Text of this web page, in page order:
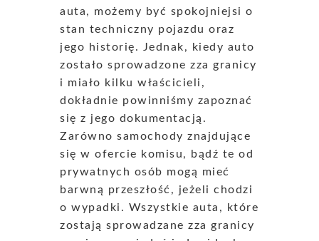
auta, możemy być spokojniejsi o
stan techniczny pojazdu oraz
jego historię. Jednak, kiedy auto
zostało sprowadzone zza granicy
i miało kilku właścicieli,
dokładnie powinniśmy zapoznać
się z jego dokumentacją.
Zarówno samochody znajdujące
się w ofercie komisu, bądź te od
prywatnych osób mogą mieć
barwną przeszłość, jeżeli chodzi
o wypadki. Wszystkie auta, które
zostają sprowadzane zza granicy